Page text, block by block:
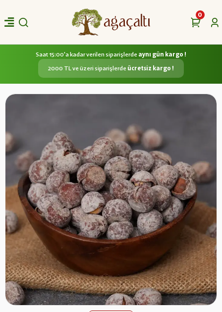
0
Saat 15:00'a kadar verilen siparişlerde aynı gün kargo !
2000 TL ve üzeri siparişlerde ücretsiz kargo !